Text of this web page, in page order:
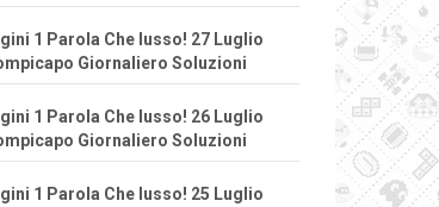
1 Parola Che lusso! 27 Luglio
Giornaliero Soluzioni
1 Parola Che lusso! 26 Luglio
Giornaliero Soluzioni
1 Parola Che lusso! 25 Luglio